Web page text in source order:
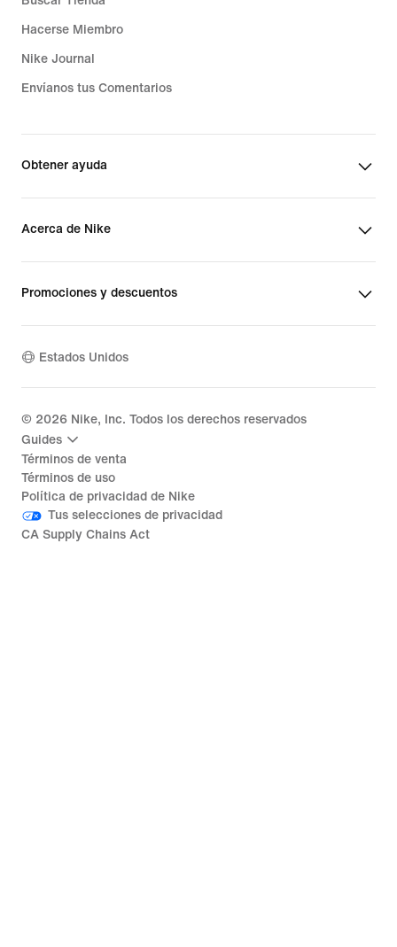
Hacerse Miembro
Nike Journal
Envíanos tus Comentarios
Obtener ayuda
Acerca de Nike
Promociones y descuentos
Estados Unidos
© 2026 Nike, Inc. Todos los derechos reservados
Guides
Términos de venta
Términos de uso
Política de privacidad de Nike
Tus selecciones de privacidad
CA Supply Chains Act